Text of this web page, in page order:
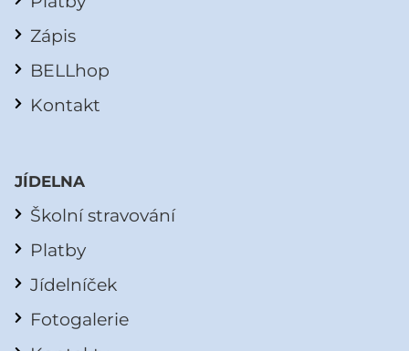
Zápis
BELLhop
Kontakt
JÍDELNA
Školní stravování
Platby
Jídelníček
Fotogalerie